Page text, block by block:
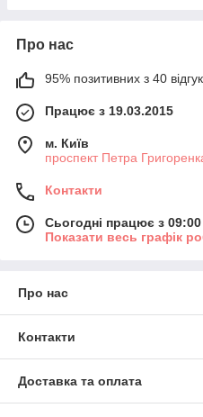
Про нас
95% позитивних з 40
Працює з 19.03.2015
м. Київ
проспект Петра
Контакти
Сьогодні працює з
Показати весь графік
Про нас
Контакти
Доставка та оплата